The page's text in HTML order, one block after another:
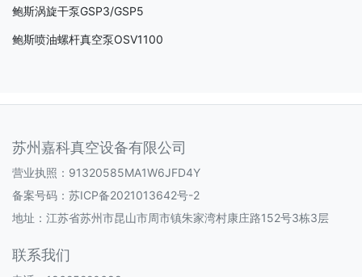
鲍斯涡旋干泵GSP3/GSP5
鲍斯喷油螺杆真空泵OSV1100
苏州嘉科真空设备有限公司
营业执照：91320585MA1W6JFD4Y
备案号码： 苏ICP备2021013642号-2
地址：江苏省苏州市昆山市周市镇朱家湾村康庄路152号3栋3层
联系我们